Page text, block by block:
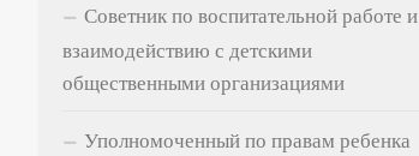
Советник по воспитательной работе и
взаимодействию с детскими
общественными организациями
Уполномоченный по правам ребенка